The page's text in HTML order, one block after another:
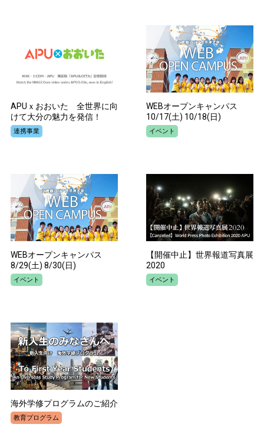
APUｘおおいた 全世界に向
けて大分の魅力を発信！
連携事業
WEBオープンキャンパス
10/17(土) 10/18(日)
イベント
WEBオープンキャンパス
8/29(土) 8/30(日)
イベント
【開催中止】世界報道写真展
2020
イベント
海外学修プログラムのご紹介
教育プログラム